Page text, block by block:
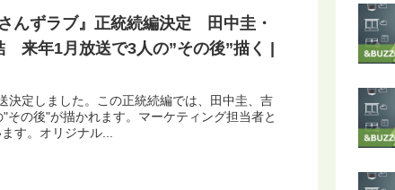
んずラブ』正統続編決定 田中圭・
年1月放送で3人の”その後”描く |
決定しました。この正統続編では、田中圭、吉
の後"が描かれます。マーケティング担当者と
す。オリジナル...